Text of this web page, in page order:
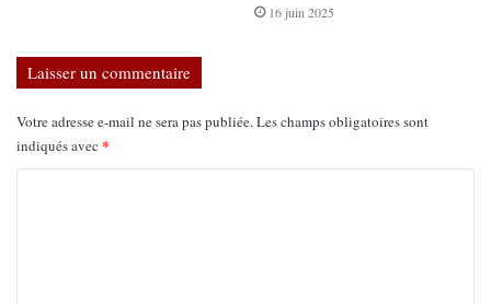
16 juin 2025
Laisser un commentaire
Votre adresse e-mail ne sera pas publiée.Les champs obligatoires sont
indiqués avec *